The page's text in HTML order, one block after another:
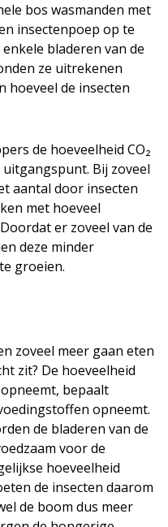
bos wasmanden met
insectenpoep op te
bladeren van de
ze uitrekenen
hoeveel de insecten
de hoeveelheid CO₂
Bij zoveel
aantal door insecten
met hoeveel
er zoveel van de
deze minder
groeien.
zoveel meer gaan eten
zit? De hoeveelheid
bepaalt
opneemt.
de bladeren van de
voor de
hoeveelheid
de insecten daarom
de boom dus meer